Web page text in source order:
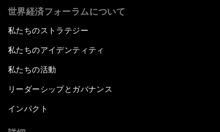
世界経済フォーラムについて
私たちのストラテジー
私たちのアイデンティティ
私たちの活動
リーダーシップとガバナンス
インパクト